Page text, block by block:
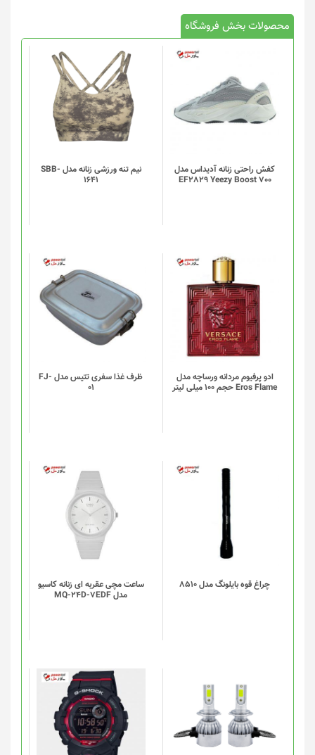
محصولات بخش فروشگاه
کفش راحتی زنانه آدیداس مدل
EF2829 Yeezy Boost 700
نیم تنه ورزشی زنانه مدل SBB-
1641
این
محصول
دارای
انواع
مختلفی
می
گزینه
ها
محصول
انتخاب
شوند
ادو پرفیوم مردانه ورساچه مدل
Eros Flame حجم 100 میلی لیتر
ظرف غذا سفری تتیس مدل FJ-
01
چراغ قوه بایلونگ مدل 8510
ساعت مچی عقربه ای زنانه کاسیو
مدل MQ-24D-7EDF